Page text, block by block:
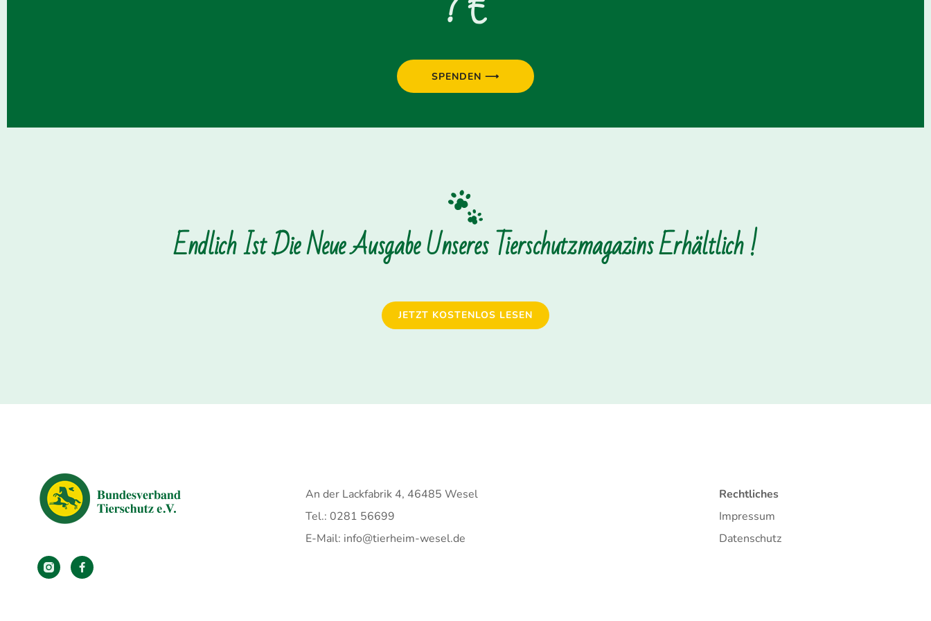
SPENDEN ⟶
Endlich Ist Die Neue Ausgabe Unseres Tierschutzmagazins Erhältlich !
JETZT KOSTENLOS LESEN
An der Lackfabrik 4, 46485 Wesel
Tel.: 0281 56699
E-Mail: info@tierheim-wesel.de
Rechtliches
Impressum
Datenschutz